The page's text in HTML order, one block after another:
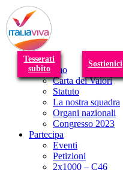
Tesserati
subito
Sostienici
Chi siamo
Carta dei Valori
Statuto
La nostra squadra
Organi nazionali
Congresso 2023
Partecipa
Eventi
Petizioni
2x1000 – C46